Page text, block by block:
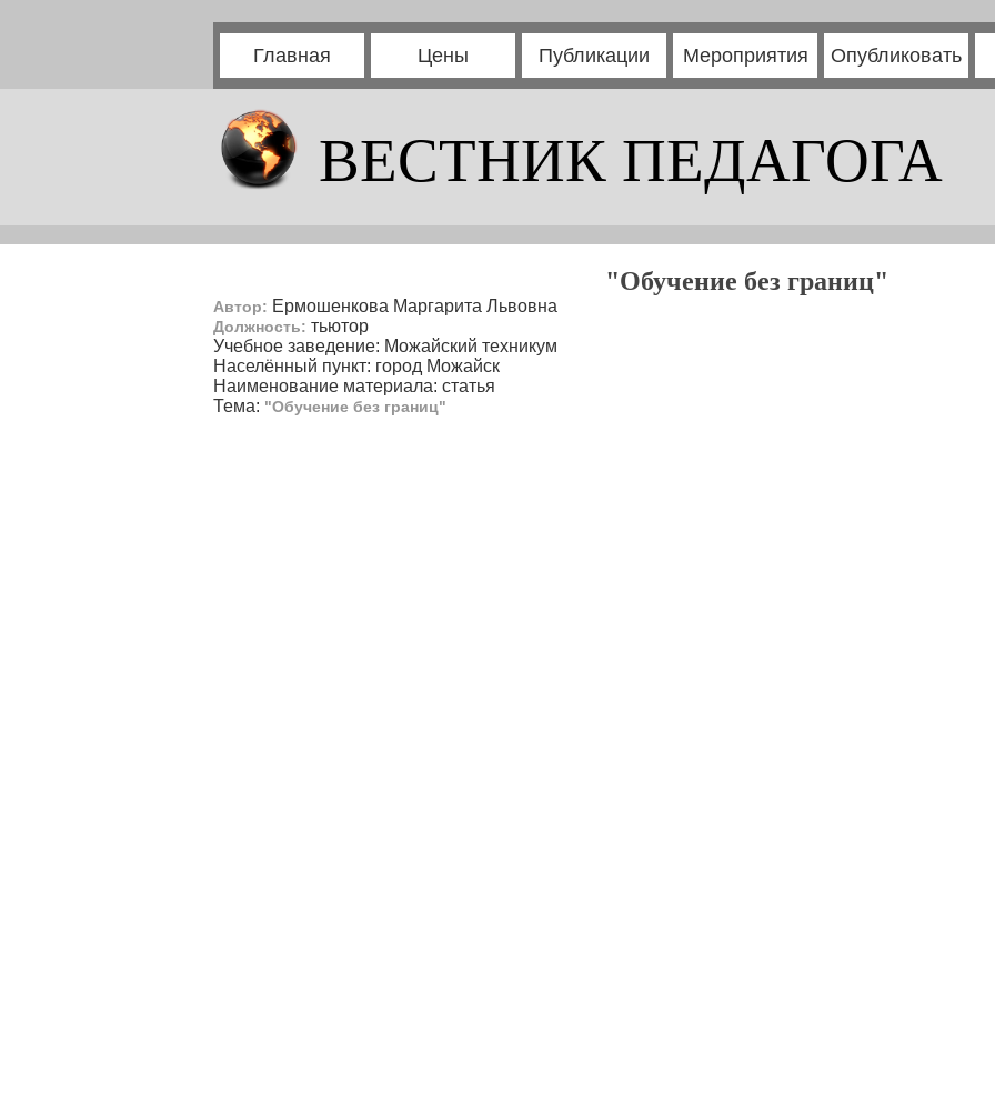
Главная Цены Публикации Мероприятия Опубликовать
ВЕСТНИК ПЕДАГОГА
"Обучение без границ"
Автор: Ермошенкова Маргарита Львовна
Должность: тьютор
Учебное заведение: Можайский техникум
Населённый пункт: город Можайск
Наименование материала: статья
Тема: "Обучение без границ"